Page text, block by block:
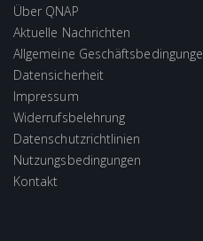
Über QNAP
Aktuelle Nachrichten
Allgemeine
Datensicherheit
Impressum
Widerrufsbelehrung
Datenschutzrichtlinien
Nutzungsbedingungen
Kontakt